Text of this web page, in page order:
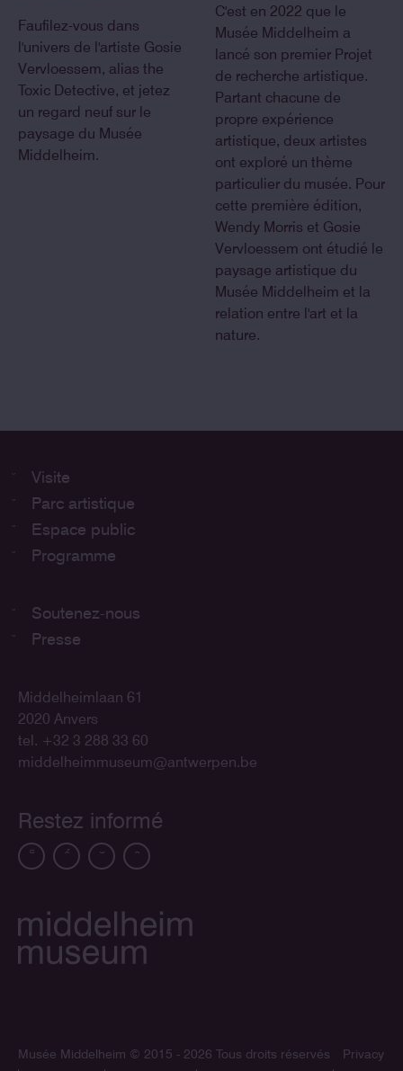
Faufilez-vous dans
l'univers de l'artiste Gosie
Vervloessem, alias the
Toxic Detective, et jetez
un regard neuf sur le
paysage du Musée
Middelheim.
C'est en 2022 que le
Musée Middelheim a
lancé son premier Projet
de recherche artistique.
Partant chacune de
propre expérience
artistique, deux artistes
ont exploré un thème
particulier du musée. Pour
cette première édition,
Wendy Morris et Gosie
Vervloessem ont étudié le
paysage artistique du
Musée Middelheim et la
relation entre l'art et la
nature.
Visite
Parc artistique
Espace public
Programme
Soutenez-nous
Presse
Middelheimlaan 61
2020 Anvers
tel. +32 3 288 33 60
middelheimmuseum@antwerpen.be
Restez informé
Musée Middelheim © 2015 - 2026 Tous droits réservés
Privacy